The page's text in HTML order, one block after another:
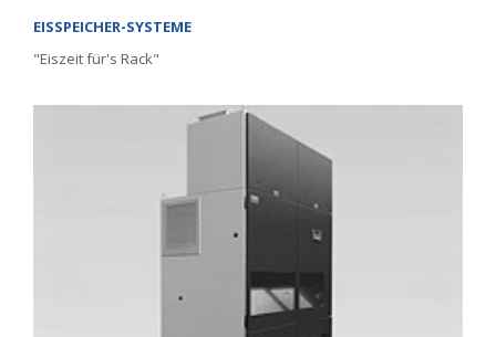
EISSPEICHER-SYSTEME
"Eiszeit für's Rack"